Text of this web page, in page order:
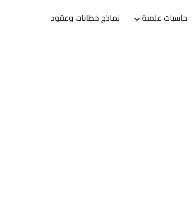
حاسبات علمية نماذج خطابات وعقود